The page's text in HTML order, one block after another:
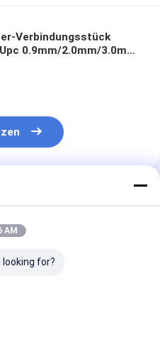
Verbindungsstück
0.9mm/2.0mm/3.0mm
AM
looking for?